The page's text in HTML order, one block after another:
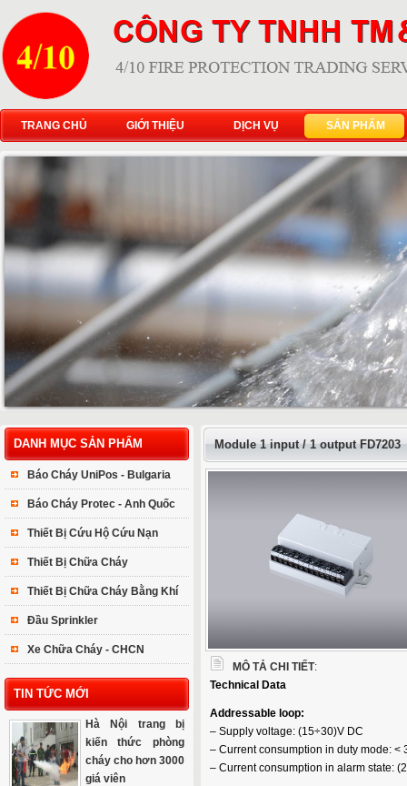
TRANG CHỦ GIỚI THIỆU DỊCH VỤ SẢN PHẨM
DANH MỤC SẢN PHẨM
Báo Cháy UniPos - Bulgaria
Báo Cháy Protec - Anh Quốc
Thiết Bị Cứu Hộ Cứu Nạn
Thiết Bị Chữa Cháy
Thiết Bị Chữa Cháy Bằng Khí
Đầu Sprinkler
Xe Chữa Cháy - CHCN
TIN TỨC MỚI
Hà Nội trang bị
kiến thức phòng
cháy cho hơn 3000
giá viên
Module 1 input / 1 output FD7203
MÔ TẢ CHI TIẾT:
Теchnical Data
Addressable loop:
– Supply voltage: (15÷30)V DC
– Current consumption in duty mode: <
– Current consumption in alarm state: